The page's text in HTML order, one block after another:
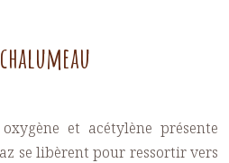
et acétylène présente
se libèrent pour ressortir vers